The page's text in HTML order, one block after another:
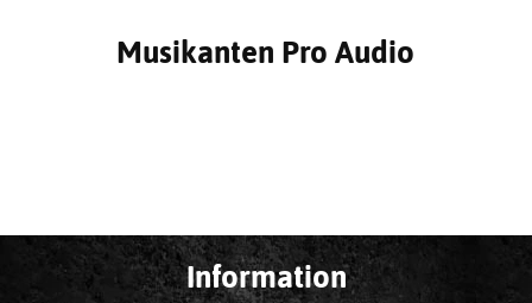
Musikanten Pro Audio
Information